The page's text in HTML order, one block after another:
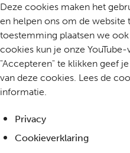
Deze cookies maken het
en helpen ons om de
toestemming plaatsen we
cookies kun je onze
"Accepteren" te klikken geef
van deze cookies. Lees de
informatie.
Privacy
Cookieverklaring